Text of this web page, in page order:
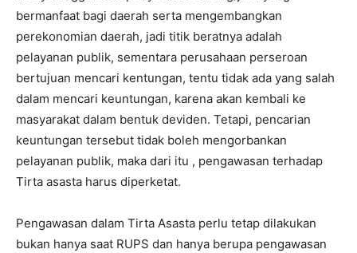
bermanfaat bagi daerah serta mengembangkan
perekonomian daerah, jadi titik beratnya adalah
pelayanan publik, sementara perusahaan perseroan
bertujuan mencari kentungan, tentu tidak ada yang salah
dalam mencari keuntungan, karena akan kembali ke
masyarakat dalam bentuk deviden. Tetapi, pencarian
keuntungan tersebut tidak boleh mengorbankan
pelayanan publik, maka dari itu , pengawasan terhadap
Tirta asasta harus diperketat.
Pengawasan dalam Tirta Asasta perlu tetap dilakukan
bukan hanya saat RUPS dan hanya berupa pengawasan